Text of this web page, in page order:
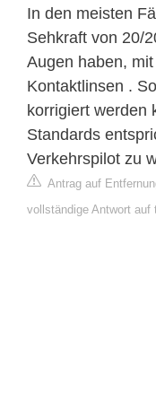
In den meisten
Sehkraft von 20/
Augen haben,
Kontaktlinsen .
korrigiert werden
Standards
Verkehrspilot zu
Antrag auf
vollständige Antwort auf